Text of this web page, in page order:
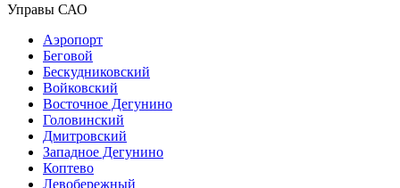
Управы САО
Аэропорт
Беговой
Бескудниковский
Войковский
Восточное Дегунино
Головинский
Дмитровский
Западное Дегунино
Коптево
Левобережный